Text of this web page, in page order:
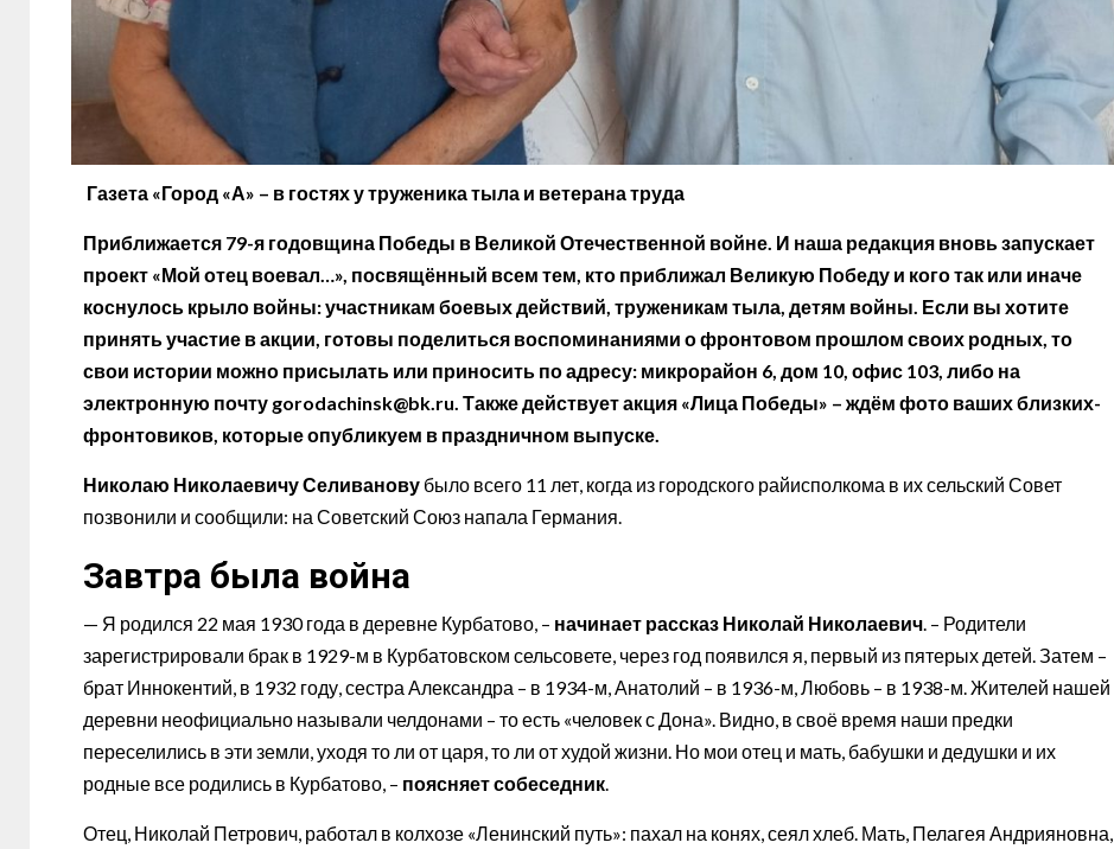
Газета «Город «А» – в гостях у труженика тыла и ветерана труда
Приближается 79-я годовщина Победы в Великой Отечественной войне. И наша редакция вновь запускает
проект «Мой отец воевал…», посвящённый всем тем, кто приближал Великую Победу и кого так или иначе
коснулось крыло войны: участникам боевых действий, труженикам тыла, детям войны. Если вы хотите
принять участие в акции, готовы поделиться воспоминаниями о фронтовом прошлом своих родных, то
свои истории можно присылать или приносить по адресу: микрорайон 6, дом 10, офис 103, либо на
электронную почту gorodachinsk@bk.ru. Также действует акция «Лица Победы» – ждём фото ваших близких-
фронтовиков, которые опубликуем в праздничном выпуске.
Николаю Николаевичу Селиванову было всего 11 лет, когда из городского райисполкома в их сельский Совет
позвонили и сообщили: на Советский Союз напала Германия.
Завтра была война
— Я родился 22 мая 1930 года в деревне Курбатово, – начинает рассказ Николай Николаевич. – Родители
зарегистрировали брак в 1929-м в Курбатовском сельсовете, через год появился я, первый из пятерых детей. Затем –
брат Иннокентий, в 1932 году, сестра Александра – в 1934-м, Анатолий – в 1936-м, Любовь – в 1938-м. Жителей нашей
деревни неофициально называли челдонами – то есть «человек с Дона». Видно, в своё время наши предки
переселились в эти земли, уходя то ли от царя, то ли от худой жизни. Но мои отец и мать, бабушки и дедушки и их
родные все родились в Курбатово, – поясняет собеседник.
Отец, Николай Петрович, работал в колхозе «Ленинский путь»: пахал на конях, сеял хлеб. Мать, Пелагея Андрияновна,